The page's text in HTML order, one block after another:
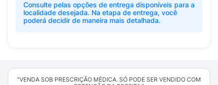
Consulte pelas opções de entrega disponíveis para a
localidade desejada. Na etapa de entrega, você
poderá decidir de maneira mais detalhada.
"VENDA SOB PRESCRIÇÃO MÉDICA. SÓ PODE SER VENDIDO COM